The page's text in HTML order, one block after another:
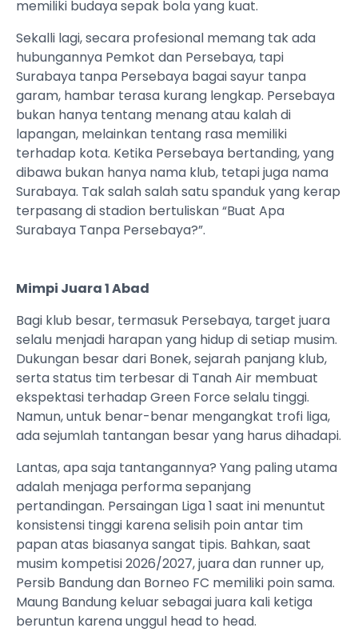
memiliki budaya sepak bola yang kuat.
Sekalli lagi, secara profesional memang tak ada
hubungannya Pemkot dan Persebaya, tapi
Surabaya tanpa Persebaya bagai sayur tanpa
garam, hambar terasa kurang lengkap. Persebaya
bukan hanya tentang menang atau kalah di
lapangan, melainkan tentang rasa memiliki
terhadap kota. Ketika Persebaya bertanding, yang
dibawa bukan hanya nama klub, tetapi juga nama
Surabaya. Tak salah salah satu spanduk yang kerap
terpasang di stadion bertuliskan “Buat Apa
Surabaya Tanpa Persebaya?”.
Mimpi Juara 1 Abad
Bagi klub besar, termasuk Persebaya, target juara
selalu menjadi harapan yang hidup di setiap musim.
Dukungan besar dari Bonek, sejarah panjang klub,
serta status tim terbesar di Tanah Air membuat
ekspektasi terhadap Green Force selalu tinggi.
Namun, untuk benar-benar mengangkat trofi liga,
ada sejumlah tantangan besar yang harus dihadapi.
Lantas, apa saja tantangannya? Yang paling utama
adalah menjaga performa sepanjang
pertandingan. Persaingan Liga 1 saat ini menuntut
konsistensi tinggi karena selisih poin antar tim
papan atas biasanya sangat tipis. Bahkan, saat
musim kompetisi 2026/2027, juara dan runner up,
Persib Bandung dan Borneo FC memiliki poin sama.
Maung Bandung keluar sebagai juara kali ketiga
beruntun karena unggul head to head.